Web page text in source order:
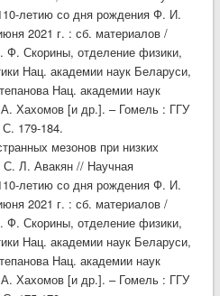
летию со дня рождения Ф. И.
2021 г. : сб. материалов /
Ф. Скорины, отделение физики,
Нац. академии наук Беларуси,
Нац. академии наук
Хахомов [и др.]. – Гомель : ГГУ
179-184.
мезонов при низких
С. Л. Авакян // Научная
летию со дня рождения Ф. И.
2021 г. : сб. материалов /
Ф. Скорины, отделение физики,
Нац. академии наук Беларуси,
Нац. академии наук
Хахомов [и др.]. – Гомель : ГГУ